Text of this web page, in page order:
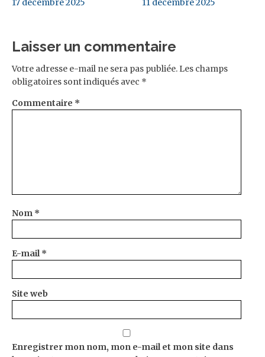
17 décembre 2025 11 décembre 2025
Laisser un commentaire
Votre adresse e-mail ne sera pas publiée. Les champs
obligatoires sont indiqués avec *
Commentaire *
Nom *
E-mail*
Site web
Enregistrer mon nom, mon e-mail et mon site dans